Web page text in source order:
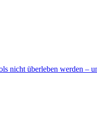
nicht überleben werden –